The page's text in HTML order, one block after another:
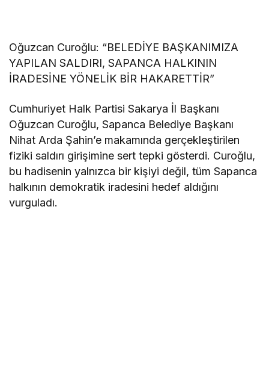
Oğuzcan Curoğlu: “BELEDİYE BAŞKANIMIZA
YAPILAN SALDIRI, SAPANCA HALKININ
İRADESİNE YÖNELİK BİR HAKARETTİR”
Cumhuriyet Halk Partisi Sakarya İl Başkanı
Oğuzcan Curoğlu, Sapanca Belediye Başkanı
Nihat Arda Şahin’e makamında gerçekleştirilen
fiziki saldırı girişimine sert tepki gösterdi. Curoğlu,
bu hadisenin yalnızca bir kişiyi değil, tüm Sapanca
halkının demokratik iradesini hedef aldığını
vurguladı.